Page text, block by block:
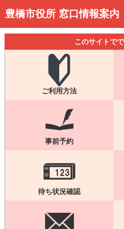
豊橋市役所 窓口情報案内
トップページ
ご利用方法
予約状況確認
窓口混雑状況
待ち状況確認
交付状況確認
混雑予想カレンダー
このサイトで
ご利用方法
事前予約
待ち状況確認